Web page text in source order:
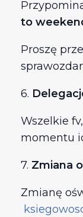
to
Proszę
6.
Wszelkie
momentu
7. Zmiana
Zmianę